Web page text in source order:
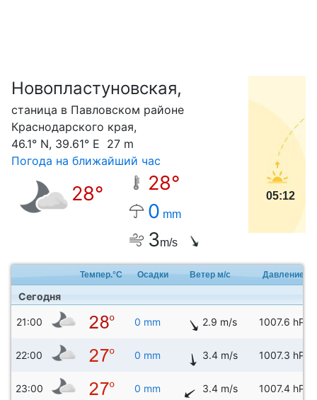
Новопластуновская,
станица в Павловском районе
Краснодарского края,
46.1° N, 39.61° E 27 m
Погода на ближайший час
28°
28°
0 mm
3m/s
05:12
Темпер.°C Осадки Ветер м/с Давление
Сегодня
21:00 0 mm 2.9 m/s 1007.6 hPa
22:00 0 mm 3.4 m/s 1007.3 hPa
23:00 0 mm 3.4 m/s 1007.4 hPa